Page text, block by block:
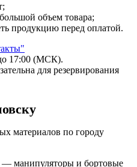
объем товара;
продукцию перед оплатой.
17:00 (МСК).
для резервирования
материалов по городу
— манипуляторы и бортовые